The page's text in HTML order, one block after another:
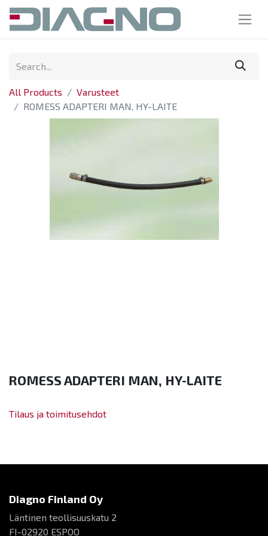
All Products
Varusteet
ROMESS ADAPTERI MAN, HY-LAITE
ROMESS ADAPTERI MAN, HY-LAITE
Tilaus ja toimitusehdot
Diagno Finland Oy
Läntinen teollisuuskatu 2
FI-02920 ESPOO